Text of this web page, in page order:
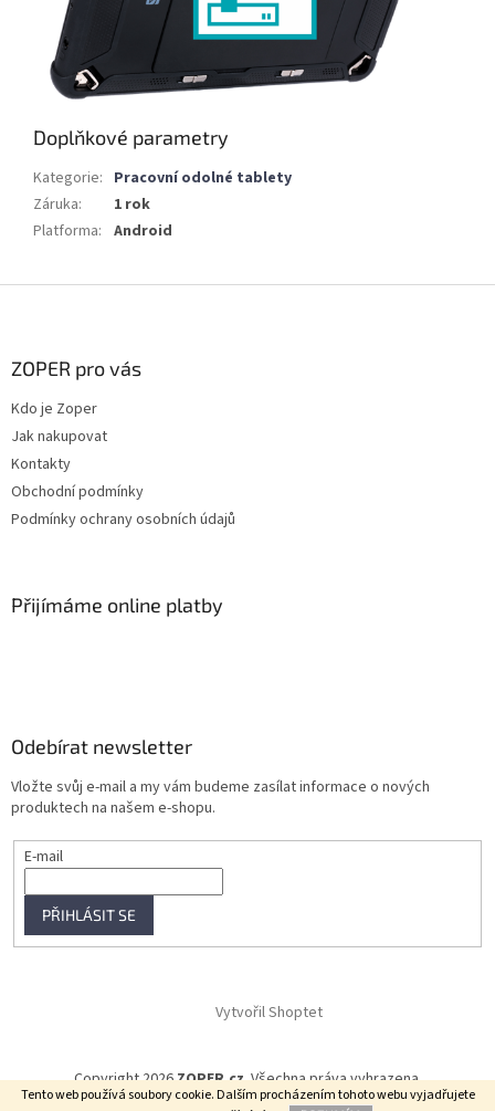
Tento web používá soubory cookie. Dalším procházením tohoto webu vyjadřujete
Doplňkové parametry
Kategorie: Pracovní odolné tablety
Záruka:
1 rok
Platforma: Android
ZOPER pro vás
Kdo je Zoper
Jak nakupovat
Kontakty
Obchodní podmínky
Podmínky ochrany osobních údajů
Přijímáme online platby
Odebírat newsletter
Vložte svůj e-mail a my vám budeme zasílat informace o nových
produktech na našem e-shopu.
E-mail
PŘIHLÁSIT SE
Vytvořil Shoptet
Copyright 2026ZOPER.cz. Všechna práva vyhrazena.